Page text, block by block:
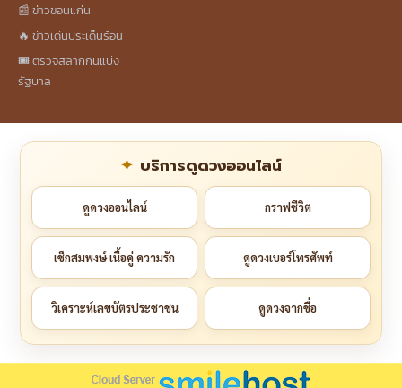
📰 ข่าวขอนแก่น
🔥 ข่าวเด่นประเด็นร้อน
🎟️ ตรวจสลากกินแบ่ง
รัฐบาล
บริการดูดวงออนไลน์
ดูดวงออนไลน์ กราฟชีวิต
เช็กสมพงษ์ เนื้อคู่ ความรัก ดูดวงเบอร์โทรศัพท์
วิเคราะห์เลขบัตรประชาชน ดูดวงจากชื่อ